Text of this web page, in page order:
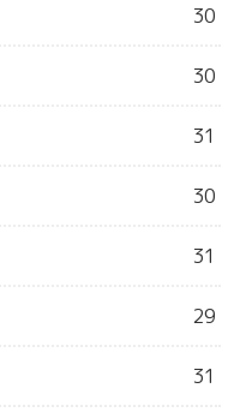
30
30
31
30
31
29
31